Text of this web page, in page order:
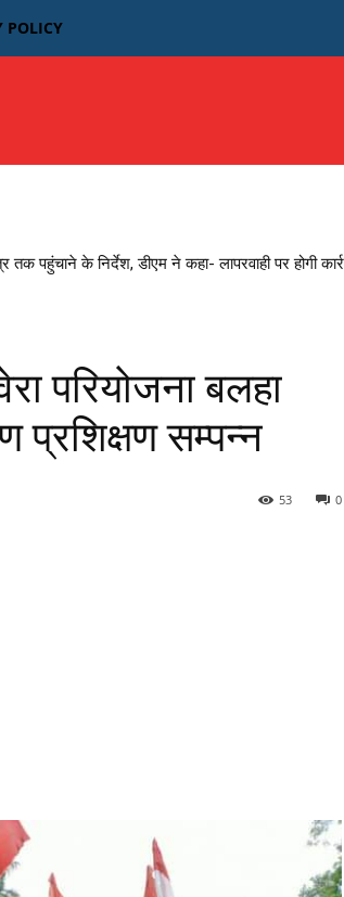
POLICY
तक पहुंचाने के निर्देश, डीएम ने कहा- लापरवाही पर होगी
परियोजना बलहा
प्रशिक्षण सम्पन्न
0
53